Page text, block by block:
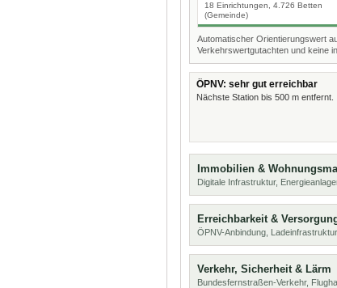
18 Einrichtungen, 4.726 Betten
(Gemeinde)
Automatischer Orientierungswert
Verkehrswertgutachten und keine
ÖPNV: sehr gut erreichbar
Nächste Station bis 500 m entfernt.
Immobilien &
Digitale Infrastruktur,
Erreichbarkeit &
ÖPNV-Anbindung,
Verkehr, Sicherheit & Lärm
Bundesfernstraßen-Verkehr,